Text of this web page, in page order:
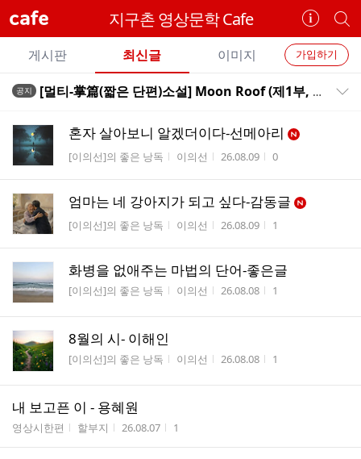
cafe 지구촌 영상문학 Cafe
카
페
정
보
보
기
개
별
카
페
검
카
페
메
뉴
가입하기
게시판 최신글 이미지
전
글
트
공지 [멀티-掌篇(짧은 단편)소설] Moon Roof (제1부, 제2부, 제3부 통합편)
혼자 살아보니 알겠더이다-선메아리
게시판명
[이의선]의 좋은 낭독 작성자
이의선 작성시간
26.08.09 조회수
0
엄마는 네 강아지가 되고 싶다-감동글
게시판명
[이의선]의 좋은 낭독 작성자
이의선 작성시간
26.08.09 조회수
1
화병을 없애주는 마법의 단어-좋은글
게시판명
[이의선]의 좋은 낭독 작성자
이의선 작성시간
26.08.08 조회수
1
8월의 시- 이해인
게시판명
[이의선]의 좋은 낭독 작성자
이의선 작성시간
26.08.08 조회수
1
내 보고픈 이 - 용혜원
게시판명
영상시한편 작성자
할부지 작성시간
26.08.07 조회수
1